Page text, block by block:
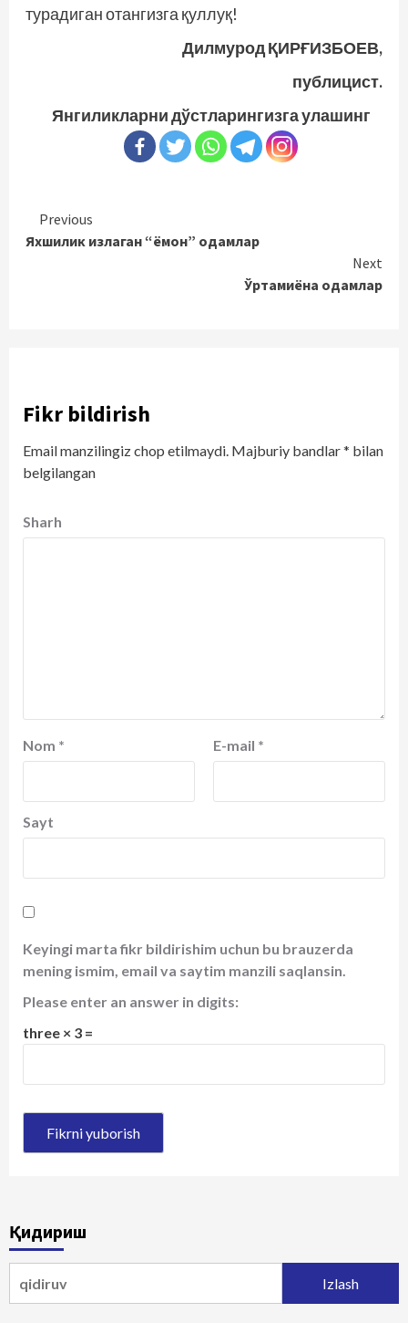
турадиган отангизга қуллуқ!
Дилмурод ҚИРҒИЗБОЕВ,
публицист.
Янгиликларни дўстларингизга улашинг
Continue
Reading
Previous
Яхшилик излаган “ёмон” одамлар
Next
Ўртамиёна одамлар
Fikr bildirish
Email manzilingiz chop etilmaydi. Majburiy bandlar* bilan
belgilangan
Sharh
Nom * E-mail *
Sayt
Keyingi marta fikr bildirishim uchun bu brauzerda
mening ismim, email va saytim manzili saqlansin.
Please enter an answer in digits:
three × 3 =
Қидириш